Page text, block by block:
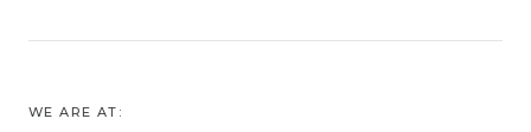
WE ARE AT: